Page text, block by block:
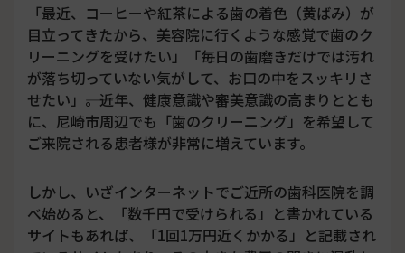
「最近、コーヒーや紅茶による歯の着色（黄ばみ）が
目立ってきたから、美容院に行くような感覚で歯のク
リーニングを受けたい」「毎日の歯磨きだけでは汚れ
が落ち切っていない気がして、お口の中をスッキリさ
せたい」――。近年、健康意識や審美意識の高まりととも
に、尼崎市周辺でも「歯のクリーニング」を希望して
ご来院される患者様が非常に増えています。
しかし、いざインターネットでご近所の歯科医院を調
べ始めると、「数千円で受けられる」と書かれている
サイトもあれば、「1回1万円近くかかる」と記載され